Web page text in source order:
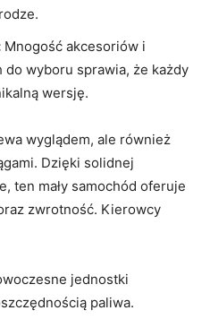
Mnogość akcesoriów i
wyboru sprawia, że każdy
wersję.
wyglądem, ale również
Dzięki solidnej
ten mały samochód oferuje
zwrotność. Kierowcy
jednostki
paliwa.